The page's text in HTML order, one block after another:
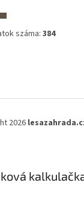
száma: 384
2026
kalkulačka